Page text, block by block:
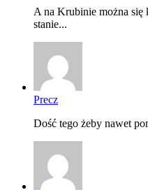
A na Krubinie można się
stanie...
Precz
Dość tego żeby nawet